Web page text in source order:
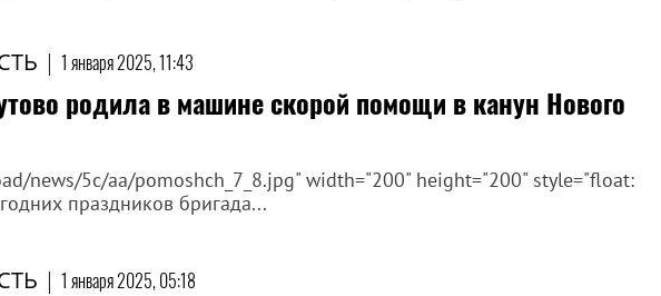
| 1 января 2025, 11:43
родила в машине скорой помощи в канун Нового
news/5c/aa/pomoshch_7_8.jpg" width="200" height="200" style="float:
праздников бригада...
| 1 января 2025, 05:18